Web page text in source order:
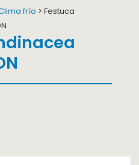
frío > Festuca